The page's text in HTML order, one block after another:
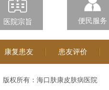
医院宗旨 便民服务
康复患友 患友评价
版权所有：海口肤康皮肤病医院